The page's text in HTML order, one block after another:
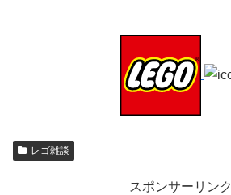
レゴ雑談
スポンサーリンク